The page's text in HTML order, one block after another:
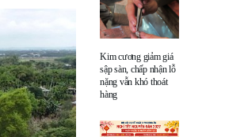
Kim cương giảm giá
sập sàn, chấp nhận lỗ
nặng vẫn khó thoát
hàng